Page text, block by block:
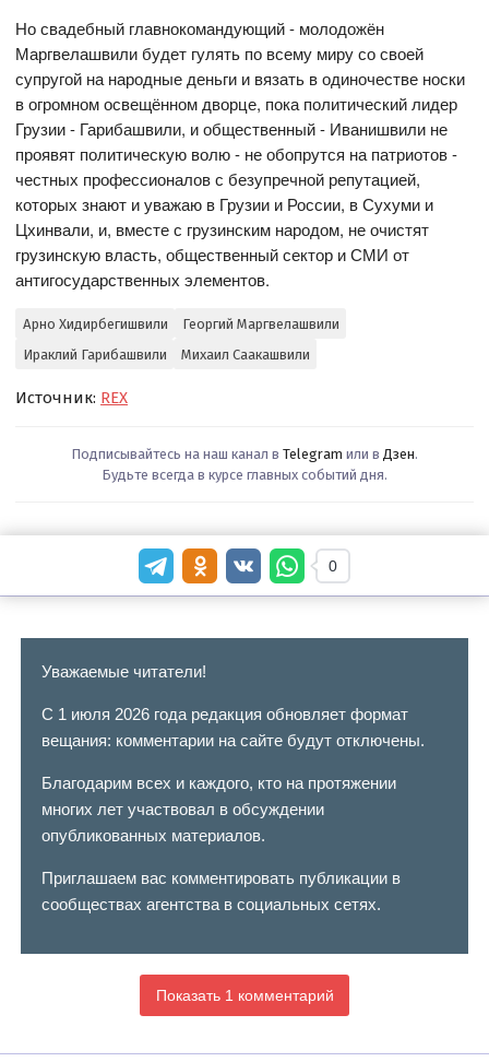
Но свадебный главнокомандующий - молодожён
Маргвелашвили будет гулять по всему миру со своей
супругой на народные деньги и вязать в одиночестве носки
в огромном освещённом дворце, пока политический лидер
Грузии - Гарибашвили, и общественный - Иванишвили не
проявят политическую волю - не обопрутся на патриотов -
честных профессионалов с безупречной репутацией,
которых знают и уважаю в Грузии и России, в Сухуми и
Цхинвали, и, вместе с грузинским народом, не очистят
грузинскую власть, общественный сектор и СМИ от
антигосударственных элементов.
Арно Хидирбегишвили
Георгий Маргвелашвили
Ираклий Гарибашвили
Михаил Саакашвили
Источник: REX
Подписывайтесь на наш канал в Telegram или в Дзен.
Будьте всегда в курсе главных событий дня.
0
Уважаемые читатели!
С 1 июля 2026 года редакция обновляет формат
вещания: комментарии на сайте будут отключены.
Благодарим всех и каждого, кто на протяжении
многих лет участвовал в обсуждении
опубликованных материалов.
Приглашаем вас комментировать публикации в
сообществах агентства в социальных сетях.
Показать 1 комментарий